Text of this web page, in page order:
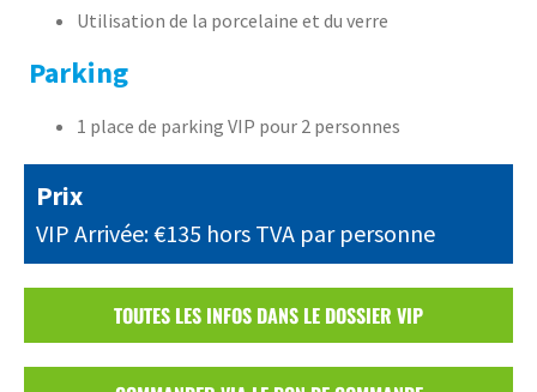
Utilisation de la porcelaine et du verre
Parking
1 place de parking VIP pour 2 personnes
Prix
VIP Arrivée: €135 hors TVA par personne
TOUTES LES INFOS DANS LE DOSSIER VIP